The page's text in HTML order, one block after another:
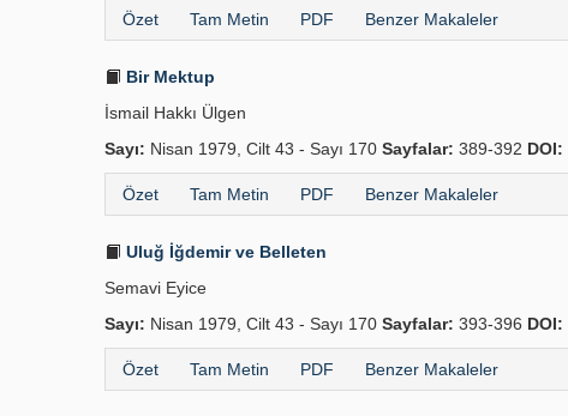
Özet Tam Metin PDF Benzer Makaleler
Bir Mektup
İsmail Hakkı Ülgen
Sayı: Nisan 1979, Cilt 43 - Sayı 170 Sayfalar: 389-392 DOI:
Özet Tam Metin PDF Benzer Makaleler
Uluğ İğdemir ve Belleten
Semavi Eyice
Sayı: Nisan 1979, Cilt 43 - Sayı 170 Sayfalar: 393-396 DOI:
Özet Tam Metin PDF Benzer Makaleler